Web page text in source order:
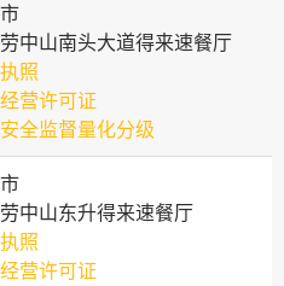
中山南头大道得来速餐厅
照
营许可证
全监督量化分级
中山东升得来速餐厅
照
营许可证